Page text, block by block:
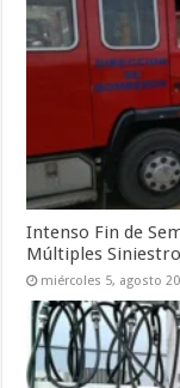
Intenso Fin de
Múltiples
miércoles 5, agosto